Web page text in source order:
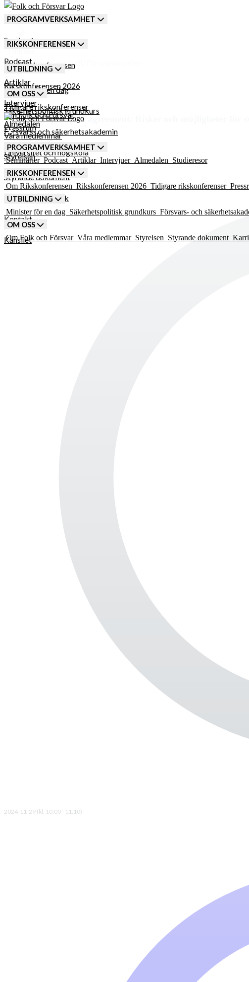
PROGRAMVERKSAMHET
Seminarier
Podcast
Artiklar
Intervjuer
Almedalen
Studieresor
RIKSKONFERENSEN
Om Rikskonferensen
Rikskonferensen 2026
Tidigare rikskonferenser
Pressrum
UTBILDNING
Minister för en dag
Säkerhetspolitisk grundkurs
Försvars- och säkerhetsakademin
Universitet och högskola
OM OSS
Om Folk och Försvar
Våra medlemmar
Styrelsen
Styrande dokument
Karriär och praktik
Kontakt
Kansliet
PROGRAMVERKSAMHET
Seminarier Podcast Artiklar Intervjuer Almedalen Studieresor
RIKSKONFERENSEN
Om Rikskonferensen Rikskonferensen 2026 Tidigare rikskonferenser
UTBILDNING
Minister för en dag Säkerhetspolitisk grundkurs Försvars- och
OM OSS
Om Folk och Försvar Våra medlemmar Styrelsen Styrande dokument
Foto: Antonia Sehlstedt/Försvarsmakten
29 November
Defense cooperation agreement: Risker och möjligheter för
Seminarium
2024-11-29 (kl. 10:00 - 11:10)